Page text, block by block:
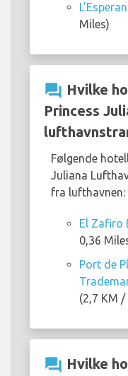
Miles)
question_answer Hvilke
Princess
Følgende
Juliana
fra lufthavnen:
El Zafiro
0,36
Port de
(2,7 KM /
question_answer Hvilke